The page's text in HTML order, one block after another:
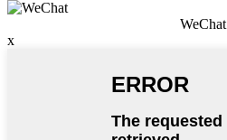
WeChat
x